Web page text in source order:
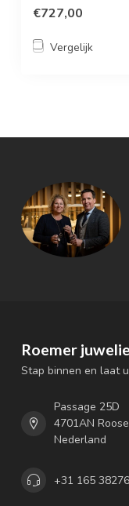
€727,00
Vergelijk
Roemer
Stap binnen en laat
Passage 25D
4701AN
Nederland
+31 165